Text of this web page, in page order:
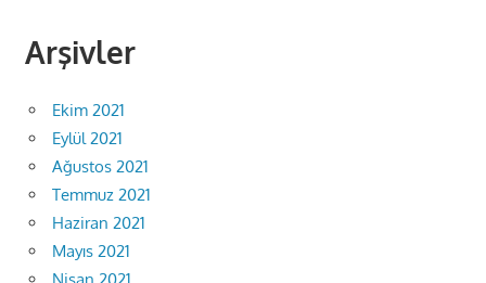
Arşivler
Ekim 2021
Eylül 2021
Ağustos 2021
Temmuz 2021
Haziran 2021
Mayıs 2021